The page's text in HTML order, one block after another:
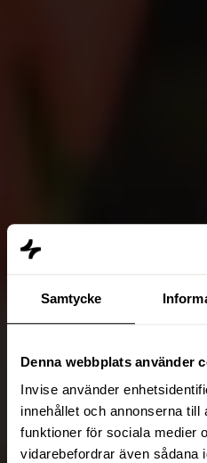
Samtycke
Denna webbplats använder
Invise använder
innehållet och annonserna till
funktioner för sociala medier
vidarebefordrar även sådana